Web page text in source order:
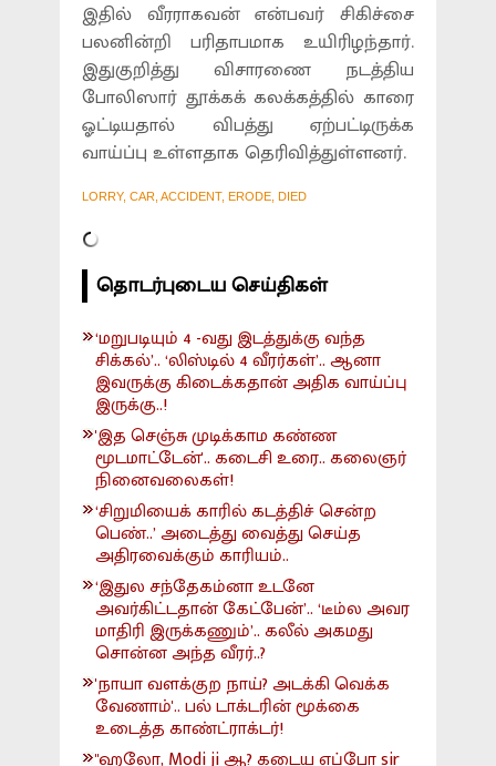
இதில் வீரராகவன் என்பவர் சிகிச்சை
பலனின்றி பரிதாபமாக உயிரிழந்தார்.
இதுகுறித்து விசாரணை நடத்திய
போலிஸார் தூக்கக் கலக்கத்தில் காரை
ஓட்டியதால் விபத்து ஏற்பட்டிருக்க
வாய்ப்பு உள்ளதாக தெரிவித்துள்ளனர்.
LORRY, CAR, ACCIDENT, ERODE, DIED
தொடர்புடைய செய்திகள்
‘மறுபடியும் 4 -வது இடத்துக்கு வந்த
சிக்கல்’.. ‘லிஸ்டில் 4 வீரர்கள்’.. ஆனா
இவருக்கு கிடைக்கதான் அதிக வாய்ப்பு
இருக்கு..!
'இத செஞ்சு முடிக்காம கண்ண
மூடமாட்டேன்'.. கடைசி உரை.. கலைஞர்
நினைவலைகள்!
‘சிறுமியைக் காரில் கடத்திச் சென்ற
பெண்..’ அடைத்து வைத்து செய்த
அதிரவைக்கும் காரியம்..
‘இதுல சந்தேகம்னா உடனே
அவர்கிட்டதான் கேட்பேன்’.. ‘டீம்ல அவர
மாதிரி இருக்கணும்’.. கலீல் அகமது
சொன்ன அந்த வீரர்..?
'நாயா வளக்குற நாய்? அடக்கி வெக்க
வேணாம்'.. பல் டாக்டரின் மூக்கை
உடைத்த காண்ட்ராக்டர்!
"ஹலோ, Modi ji ஆ? கடைய எப்போ sir